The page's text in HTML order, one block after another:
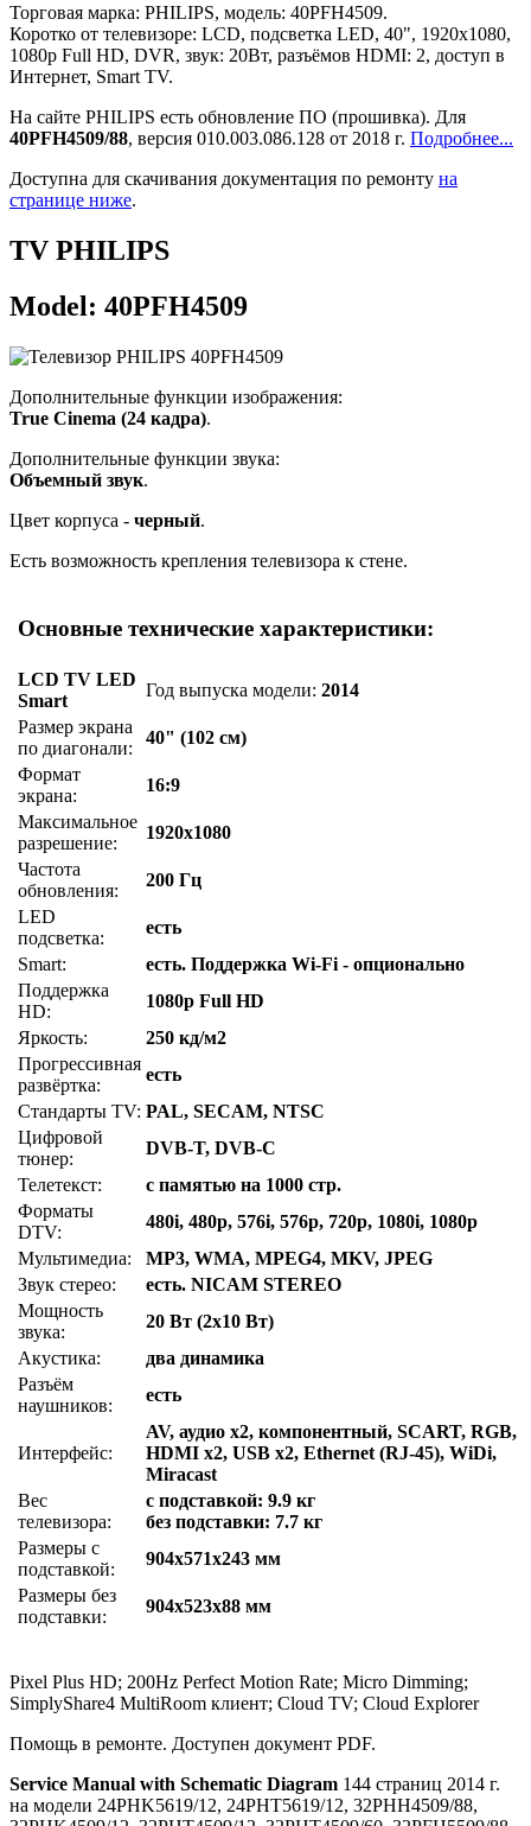
Торговая марка: PHILIPS, модель: 40PFH4509.
Коротко от телевизоре: LCD, подсветка LED, 40", 1920x1080,
1080p Full HD, DVR, звук: 20Вт, разъёмов HDMI: 2, доступ в
Интернет, Smart TV.
На сайте PHILIPS есть обновление ПО (прошивка). Для
40PFH4509/88, версия 010.003.086.128 от 2018 г. Подробнее...
Доступна для скачивания документация по ремонту на
странице ниже.
TV PHILIPS
Model: 40PFH4509
Дополнительные функции изображения:
True Cinema (24 кадра).
Дополнительные функции звука:
Объемный звук.
Цвет корпуса - черный.
Есть возможность крепления телевизора к стене.
Основные технические характеристики:
LCD TV LED
Smart
Год выпуска модели:2014
Размер экрана
по диагонали:
40" (102 см)
Формат
экрана:
16:9
Максимальное
разрешение:
1920x1080
Частота
обновления:
200 Гц
LED
подсветка:
есть
Smart:
есть. Поддержка Wi-Fi - опционально
Поддержка
HD:
1080p Full HD
Яркость:
250 кд/м2
Прогрессивная
развёртка:
есть
Стандарты TV: PAL, SECAM, NTSC
Цифровой
тюнер:
DVB-T, DVB-C
Телетекст:
с памятью на 1000 стр.
Форматы
DTV:
480i, 480p, 576i, 576p, 720p, 1080i, 1080p
Мультимедиа:
MP3, WMA, MPEG4, MKV, JPEG
Звук стерео:
есть. NICAM STEREO
Мощность
звука:
20 Вт (2x10 Вт)
Акустика:
два динамика
Разъём
наушников:
есть
Интерфейс:
AV, аудио x2, компонентный, SCART, RGB,
HDMI x2, USB x2, Ethernet (RJ-45), WiDi,
Miracast
Вес
телевизора:
с подставкой: 9.9 кг
без подставки: 7.7 кг
Размеры с
подставкой:
904x571x243 мм
Размеры без
подставки:
904x523x88 мм
Pixel Plus HD; 200Hz Perfect Motion Rate; Micro Dimming;
SimplyShare4 MultiRoom клиент; Cloud TV; Cloud Explorer
Помощь в ремонте. Доступен документ PDF.
Service Manual with Schematic Diagram 144 страниц 2014 г.
на модели 24PHK5619/12, 24PHT5619/12, 32PHH4509/88,